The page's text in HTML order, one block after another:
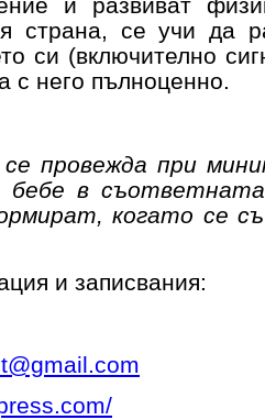
и развиват
страна, се учи да
си (включително
с него пълноценно.
провежда при
бебе в
, когато се
и записвания: